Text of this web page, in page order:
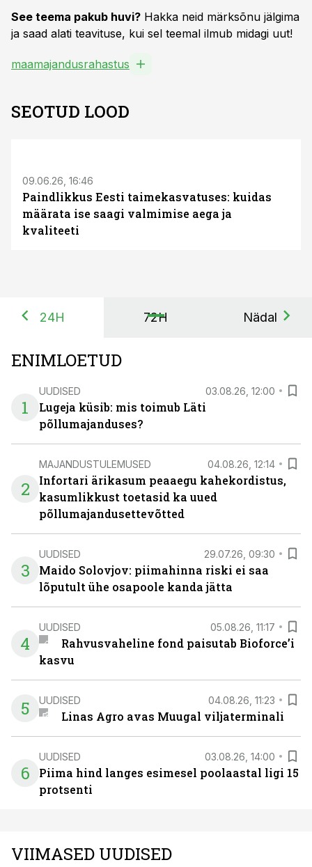
See teema pakub huvi? Hakka neid märksõnu jälgima
ja saad alati teavituse, kui sel teemal ilmub midagi uut!
maamajandusrahastus
SEOTUD LOOD
09.06.26, 16:46
Paindlikkus Eesti taimekasvatuses: kuidas
määrata ise saagi valmimise aega ja
kvaliteeti
24H 72H Nädal
ENIMLOETUD
1
UUDISED 03.08.26, 12:00
Lugeja küsib: mis toimub Läti
põllumajanduses?
2
MAJANDUSTULEMUSED 04.08.26, 12:14
Infortari ärikasum peaaegu kahekordistus,
kasumlikkust toetasid ka uued
põllumajandusettevõtted
3
UUDISED 29.07.26, 09:30
Maido Solovjov: piimahinna riski ei saa
lõputult ühe osapoole kanda jätta
4
UUDISED 05.08.26, 11:17
Rahvusvaheline fond paisutab Bioforce’i
kasvu
5 UUDISED 04.08.26, 11:23
Linas Agro avas Muugal viljaterminali
6
UUDISED 03.08.26, 14:00
Piima hind langes esimesel poolaastal ligi 15
protsenti
VIIMASED UUDISED